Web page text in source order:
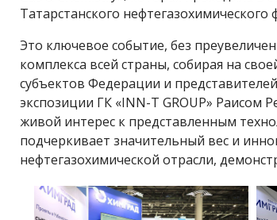
Татарстанского нефтегазохимического
Это ключевое событие, без
комплекса всей страны, собирая на
субъектов Федерации и
экспозиции ГК «INN-T GROUP»
живой интерес к представленным
подчеркивает значительный вес и
нефтегазохимической отрасли,